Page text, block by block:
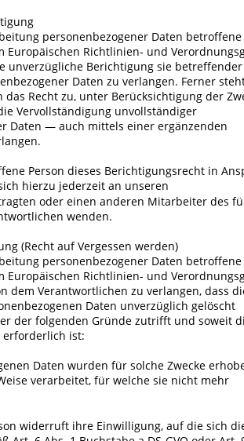
personenbezogener Daten betroffene
Europäischen Richtlinien- und
unverzügliche Berichtigung sie
Daten zu verlangen. Ferner
das Recht zu, unter Berücksichtigung der
Vervollständigung unvollständiger
Daten — auch mittels einer ergänzenden
Person dieses Berichtigungsrecht in
hierzu jederzeit an unseren
oder einen anderen Mitarbeiter des
wenden.
(Recht auf Vergessen werden)
personenbezogener Daten betroffene
Europäischen Richtlinien- und
dem Verantwortlichen zu verlangen, dass
Daten unverzüglich gelöscht
der folgenden Gründe zutrifft und soweit
ist:
Daten wurden für solche Zwecke
verarbeitet, für welche sie nicht mehr
widerruft ihre Einwilligung, auf die sich